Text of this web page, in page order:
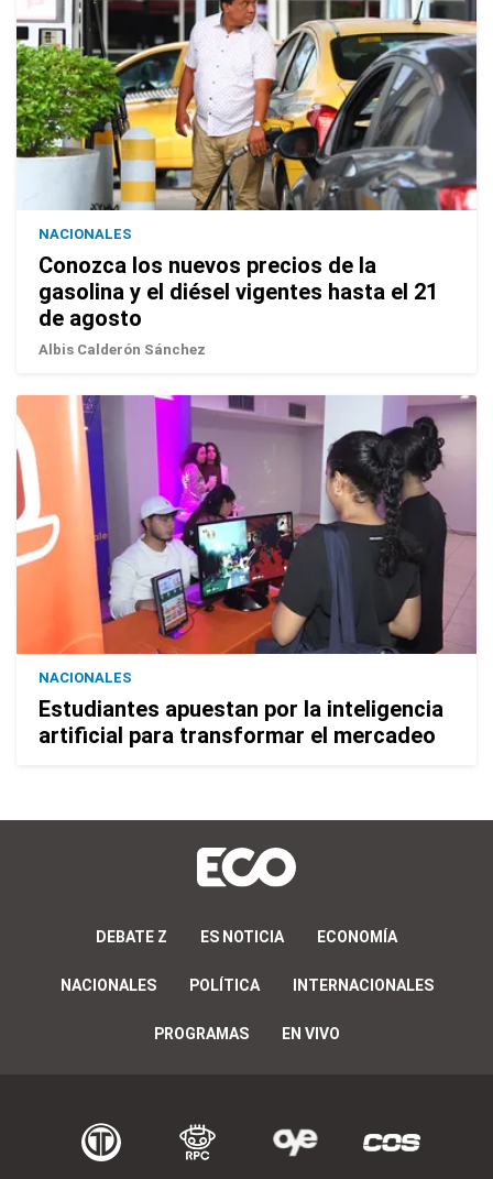
NACIONALES
Conozca los nuevos precios de la
gasolina y el diésel vigentes hasta el 21
de agosto
Albis Calderón Sánchez
NACIONALES
Estudiantes apuestan por la inteligencia
artificial para transformar el mercadeo
DEBATE Z ES NOTICIA ECONOMÍA
NACIONALES POLÍTICA INTERNACIONALES
PROGRAMAS EN VIVO